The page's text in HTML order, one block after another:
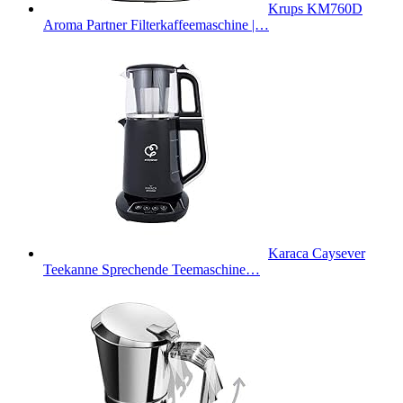
Krups KM760D
Aroma Partner Filterkaffeemaschine |…
Karaca Caysever
Teekanne Sprechende Teemaschine…